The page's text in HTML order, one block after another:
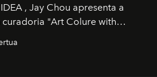
, Jay Chou apresenta a
"Art Colure with